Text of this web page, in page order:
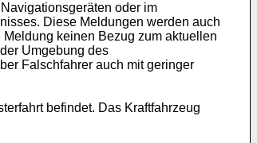
oder im
Diese Meldungen werden auch
keinen Bezug zum aktuellen
Umgebung des
Falschfahrer auch mit geringer
befindet. Das Kraftfahrzeug